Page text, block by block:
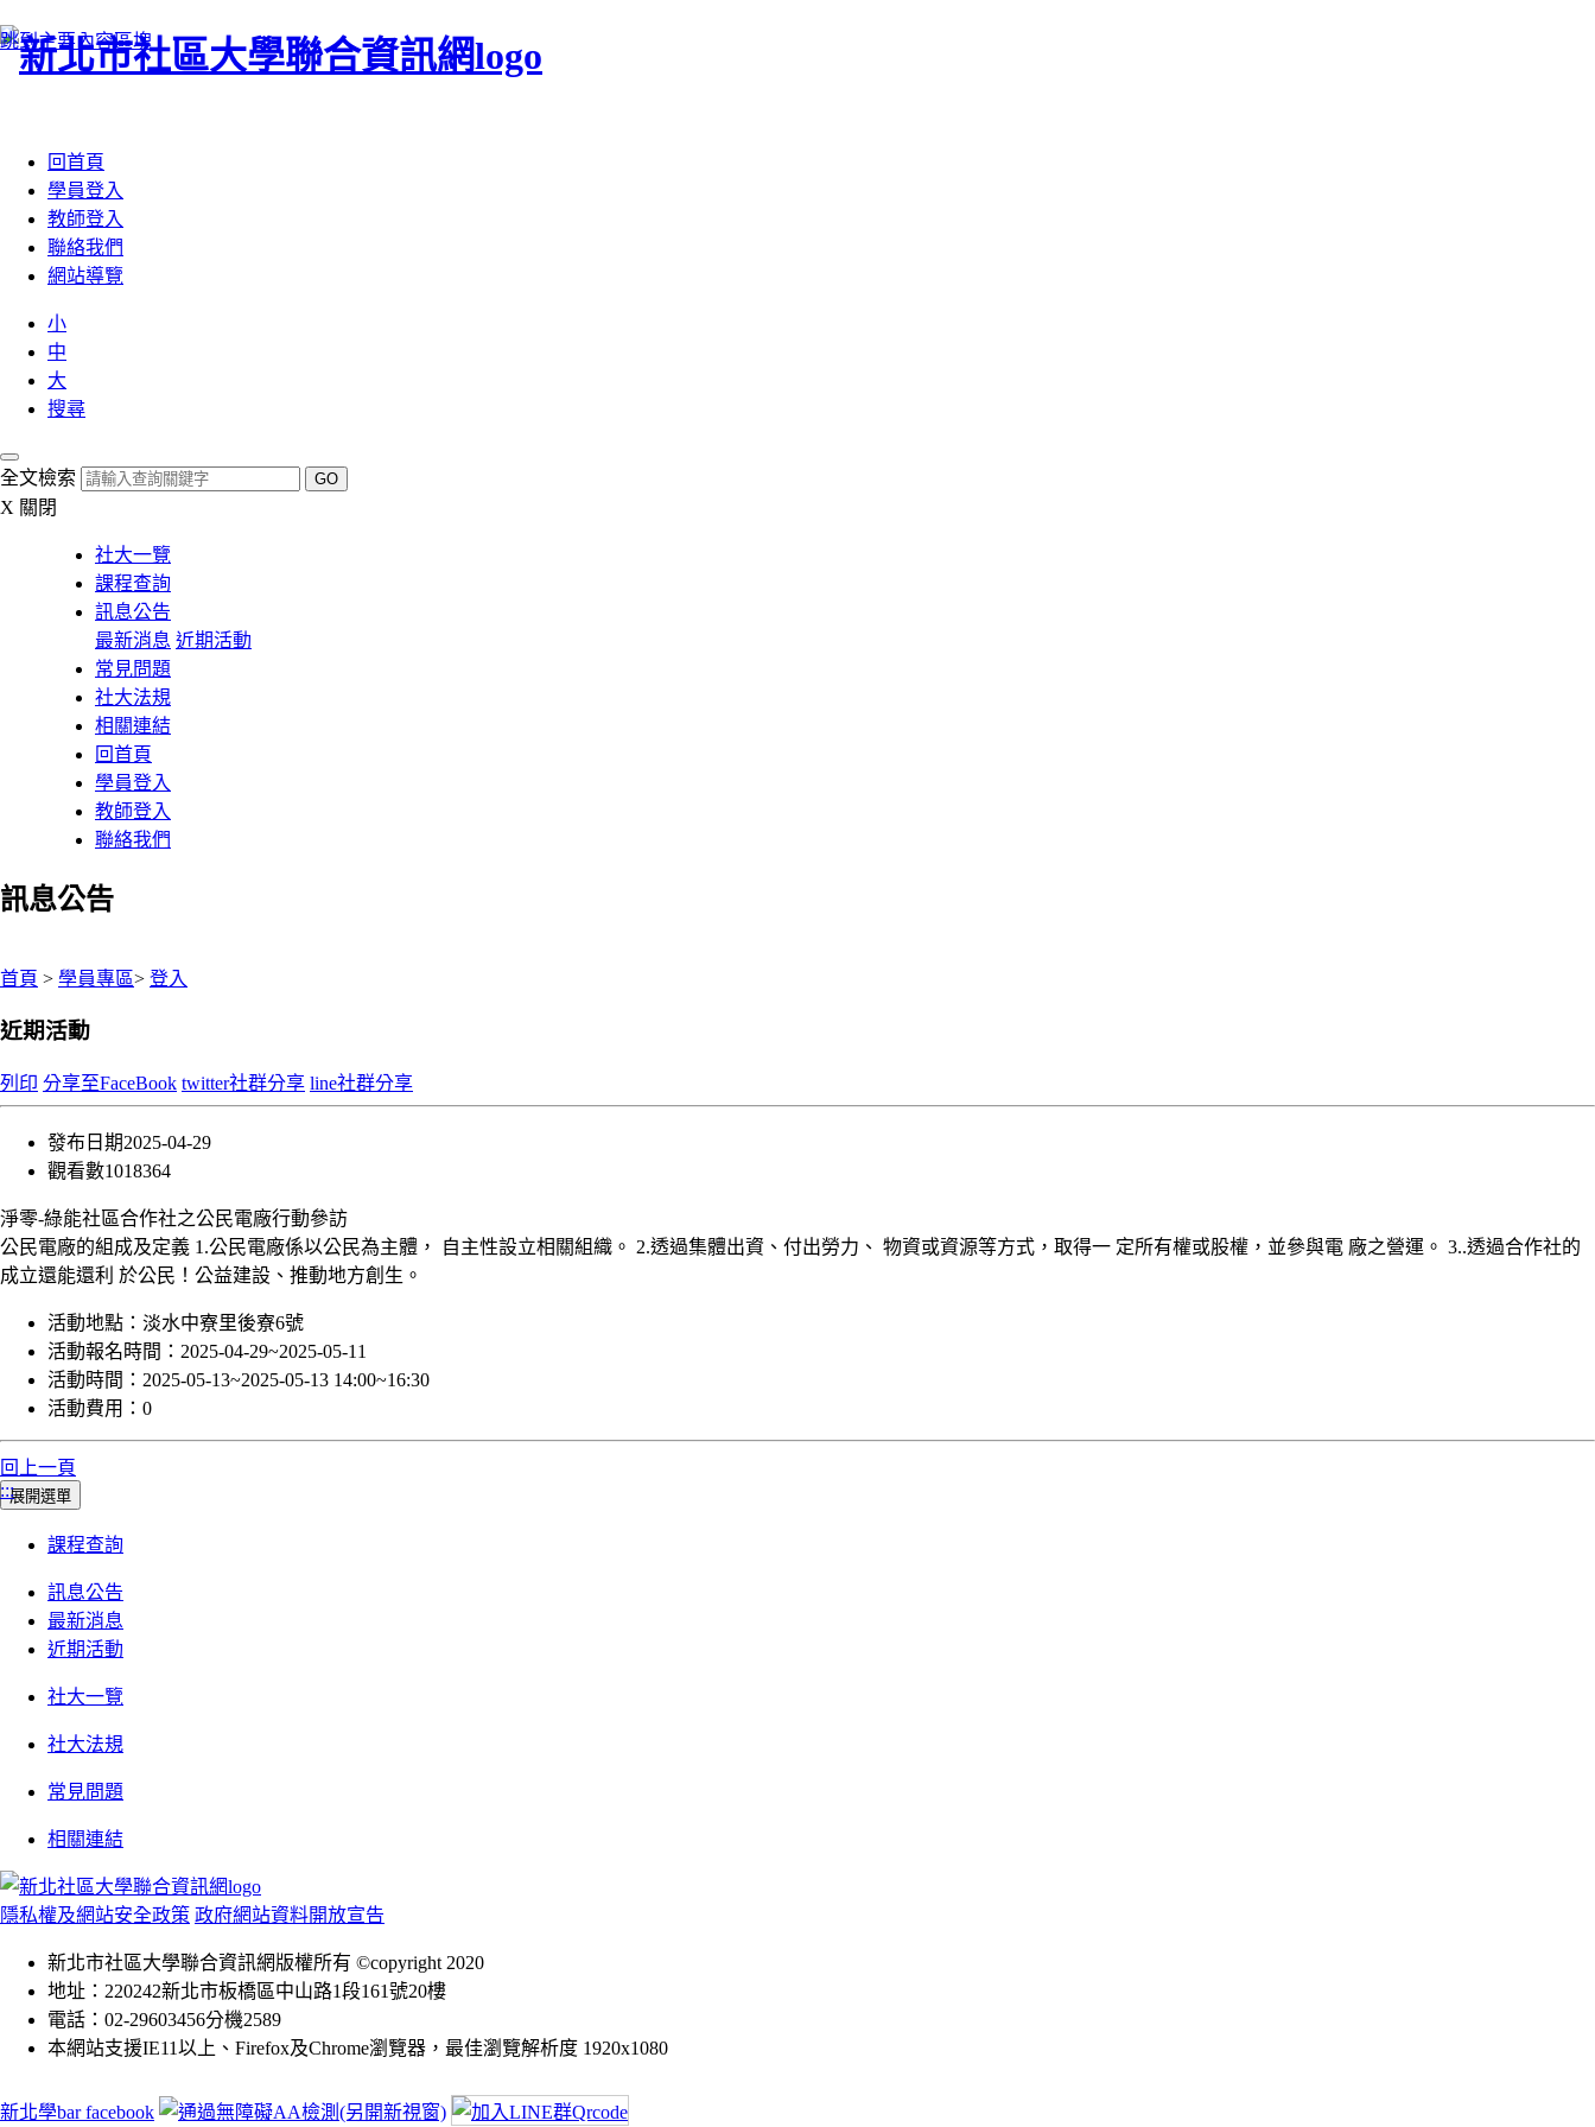
跳到主要內容區塊
回首頁
學員登入
教師登入
聯絡我們
網站導覽
小
中
大
搜尋
全文檢索 GO
X 關閉
社大一覽
課程查詢
訊息公告
最新消息 近期活動
常見問題
社大法規
相關連結
回首頁
學員登入
教師登入
聯絡我們
訊息公告
首頁 > 學員專區> 登入
近期活動
列印 分享至FaceBook twitter社群分享 line社群分享
發布日期2025-04-29
觀看數1018364
淨零-綠能社區合作社之公民電廠行動參訪
公民電廠的組成及定義 1.公民電廠係以公民為主體， 自主性設立相關組織。 2.透過集體出資、付出勞力、 物資或資源等方式，取得一 定所有權或股權，並參與電 廠之營運。 3..透過合作社的
成立還能還利 於公民！公益建設、推動地方創生。
活動地點： 淡水中寮里後寮6號
活動報名時間： 2025-04-29~2025-05-11
活動時間： 2025-05-13~2025-05-13 14:00~16:30
活動費用： 0
回上一頁
:::展開選單
課程查詢
訊息公告
最新消息
近期活動
社大一覽
社大法規
常見問題
相關連結
隱私權及網站安全政策 政府網站資料開放宣告
新北市社區大學聯合資訊網版權所有 ©copyright 2020
地址：220242新北市板橋區中山路1段161號20樓
電話：02-29603456分機2589
本網站支援IE11以上、Firefox及Chrome瀏覽器，最佳瀏覽解析度 1920x1080
新北學bar facebook